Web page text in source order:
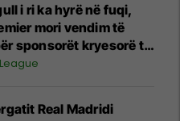
i ri ka hyrë në fuqi,
mori vendim të
sponsorët kryesorë të
Real Madridi